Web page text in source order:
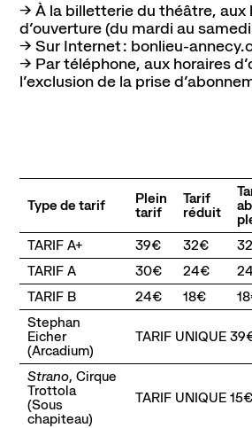
→ À la billetterie du théâtre, aux
dʼouverture (du mardi au
→ Sur Internet : bonlieu-
→ Par téléphone, aux horaires
lʼexclusion de la prise
Type de tarif
Plein
tarif
Tarif
réduit
TARIF A+
39€ 32€
TARIF A
30€ 24€
TARIF B
24€ 18€
Stephan
Eicher
(Arcadium)
TARIF UNIQUE
Strano, Cirque
Trottola
(Sous
chapiteau)
TARIF UNIQUE 15€
Tous les podcasts
Infos pratiques
Venir au théâtre
Accessibilité et handicap
La scène nationale
L'histoire du lieu
L’équipe
Soutiens et mécénat
Emplois
Pôle de création
Créations Made in Annecy